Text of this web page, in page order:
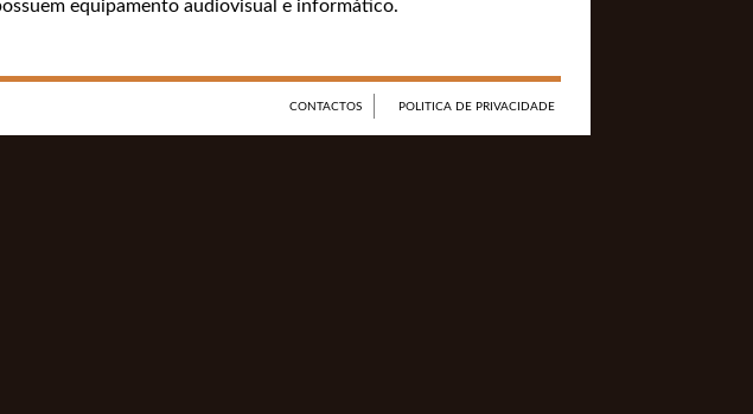
equipamento audiovisual e informático.
CONTACTOS POLITICA DE PRIVACIDADE